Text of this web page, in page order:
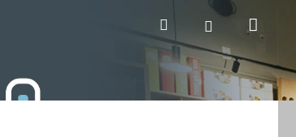
Keresés Bejelentkezés